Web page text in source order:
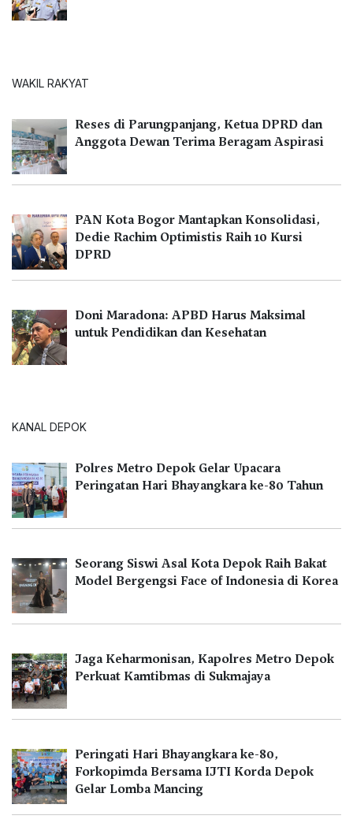
WAKIL RAKYAT
Reses di Parungpanjang, Ketua DPRD dan
Anggota Dewan Terima Beragam Aspirasi
PAN Kota Bogor Mantapkan Konsolidasi,
Dedie Rachim Optimistis Raih 10 Kursi
DPRD
Doni Maradona: APBD Harus Maksimal
untuk Pendidikan dan Kesehatan
KANAL DEPOK
Polres Metro Depok Gelar Upacara
Peringatan Hari Bhayangkara ke-80 Tahun
Seorang Siswi Asal Kota Depok Raih Bakat
Model Bergengsi Face of Indonesia di Korea
Jaga Keharmonisan, Kapolres Metro Depok
Perkuat Kamtibmas di Sukmajaya
Peringati Hari Bhayangkara ke-80,
Forkopimda Bersama IJTI Korda Depok
Gelar Lomba Mancing